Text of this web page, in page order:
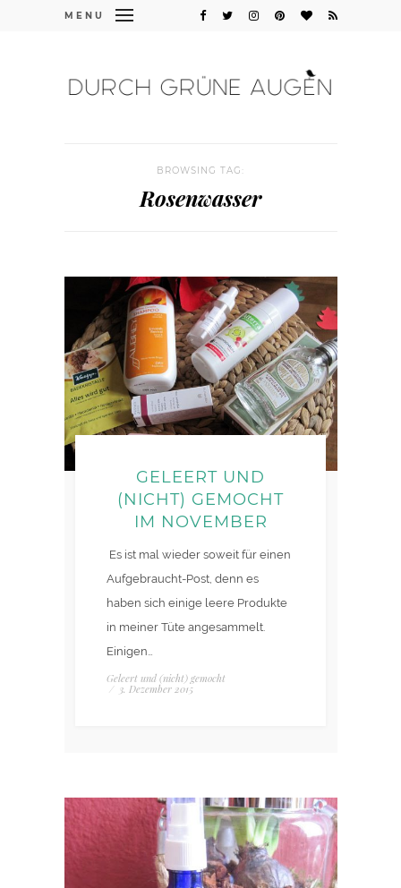
MENU
BROWSING TAG:
Rosenwasser
GELEERT UND
(NICHT) GEMOCHT
IM NOVEMBER
Es ist mal wieder soweit für einen
Aufgebraucht-Post, denn es
haben sich einige leere Produkte
in meiner Tüte angesammelt.
Einigen…
Geleert und (nicht) gemocht
/ 3. Dezember 2015